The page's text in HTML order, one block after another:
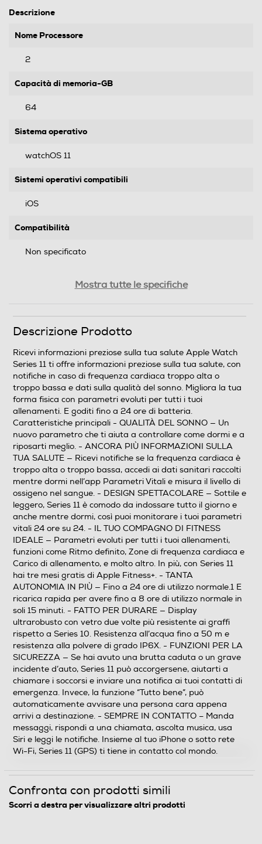
Descrizione
Nome Processore
2
Capacità di memoria-GB
64
Sistema operativo
watchOS 11
Sistemi operativi compatibili
iOS
Compatibilità
Non specificato
Cinturino intercambiabile
Materiale cassa
Alluminio
Waterproof
Non waterproof
Altre caratteristiche
Display Retina OLED LTPO3 alwayson con ampio
angolo di visualizzazione Display in vetro IonX due volte
pi resistente ai graffi (casse in alluminio)8 Display in
cristallo di zaffiro (casse in titanio) Fino a 2000 nit di
luminosit di picco Luminosit minima 1 nit 326 pixel per
pollice
Descrizione marketing
Ricevi informazioni preziose sulla tua salute Apple
Watch Series 11 ti offre informazioni preziose sulla tua
salute, con notifiche in caso di frequenza cardiaca
troppo alta o troppo bassa e dati sulla qualità del
sonno. Migliora la tua forma fisica con parametri evoluti
per tutti i tuoi allenamenti. E goditi fino a 24 ore di
batteria. Caratteristiche principali - QUALITÀ DEL
SONNO — Un nuovo parametro che ti aiuta a
controllare come dormi e a riposarti meglio. - ANCORA
notifiche se la frequenza cardiaca è troppo alta o
troppo bassa, accedi ai dati sanitari raccolti mentre
dormi nell’app Parametri Vitali e misura il livello di
ossigeno nel sangue. - DESIGN SPETTACOLARE —
Mostra tutte le specifiche
Descrizione Prodotto
Ricevi informazioni preziose sulla tua salute Apple Watch
Series 11 ti offre informazioni preziose sulla tua salute, con
notifiche in caso di frequenza cardiaca troppo alta o
troppo bassa e dati sulla qualità del sonno. Migliora la tua
forma fisica con parametri evoluti per tutti i tuoi
allenamenti. E goditi fino a 24 ore di batteria.
Caratteristiche principali - QUALITÀ DEL SONNO — Un
nuovo parametro che ti aiuta a controllare come dormi e a
riposarti meglio. - ANCORA PIÙ INFORMAZIONI SULLA
TUA SALUTE — Ricevi notifiche se la frequenza cardiaca è
troppo alta o troppo bassa, accedi ai dati sanitari raccolti
mentre dormi nell’app Parametri Vitali e misura il livello di
ossigeno nel sangue. - DESIGN SPETTACOLARE — Sottile e
leggero, Series 11 è comodo da indossare tutto il giorno e
anche mentre dormi, così puoi monitorare i tuoi parametri
vitali 24 ore su 24. - IL TUO COMPAGNO DI FITNESS
IDEALE — Parametri evoluti per tutti i tuoi allenamenti,
funzioni come Ritmo definito, Zone di frequenza cardiaca e
Carico di allenamento, e molto altro. In più, con Series 11
hai tre mesi gratis di Apple Fitness+. - TANTA
AUTONOMIA IN PIÙ — Fino a 24 ore di utilizzo normale.1 E
ricarica rapida per avere fino a 8 ore di utilizzo normale in
soli 15 minuti. - FATTO PER DURARE — Display
ultrarobusto con vetro due volte più resistente ai graffi
rispetto a Series 10. Resistenza all’acqua fino a 50 m e
resistenza alla polvere di grado IP6X. - FUNZIONI PER LA
SICUREZZA — Se hai avuto una brutta caduta o un grave
incidente d’auto, Series 11 può accorgersene, aiutarti a
chiamare i soccorsi e inviare una notifica ai tuoi contatti di
emergenza. Invece, la funzione “Tutto bene”, può
automaticamente avvisare una persona cara appena
arrivi a destinazione. - SEMPRE IN CONTATTO – Manda
messaggi, rispondi a una chiamata, ascolta musica, usa
Siri e leggi le notifiche. Insieme al tuo iPhone o sotto rete
Wi-Fi, Series 11 (GPS) ti tiene in contatto col mondo.
Confronta con prodotti simili
Scorri a destra per visualizzare altri prodotti